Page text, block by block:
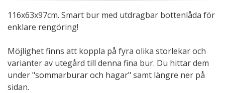
116x63x97cm. Smart bur med utdragbar bottenlåda för
enklare rengöring!
Möjlighet finns att koppla på fyra olika storlekar och
varianter av utegård till denna fina bur. Du hittar dem
under "sommarburar och hagar" samt längre ner på
sidan.